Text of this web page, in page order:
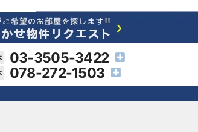
03-3505-3422
078-272-1503